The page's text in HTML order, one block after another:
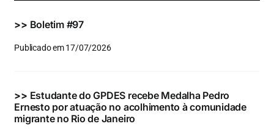
>> Boletim #97
Publicado em 17/07/2026
>> Estudante do GPDES recebe Medalha Pedro
Ernesto por atuação no acolhimento à comunidade
migrante no Rio de Janeiro